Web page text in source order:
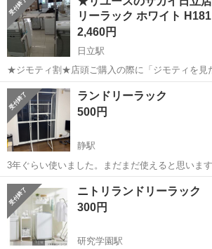
態】傷や錆はあります。 【アピールポイント】
だ使えます！ ...
リーラック ホワイト
2,460円
日立駅
★ジモティ割★店頭ご購入の際に「ジモティを見
くとジモティ限定価格（掲載価格の10%OFF）で
ぜひ店頭にてスタッフまでお伝えくださいませ。
茨城 日立市 日立駅 収納家具
ランドリーラック
500円
静駅
3年ぐらい使いました。まだまだ使えると思います
茨城 静駅 収納家具 ラン
ニトリランドリーラック
300円
研究学園駅